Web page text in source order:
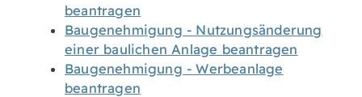
beantragen
Baugenehmigung - Nutzungsänderung
einer baulichen Anlage beantragen
Baugenehmigung - Werbeanlage
beantragen